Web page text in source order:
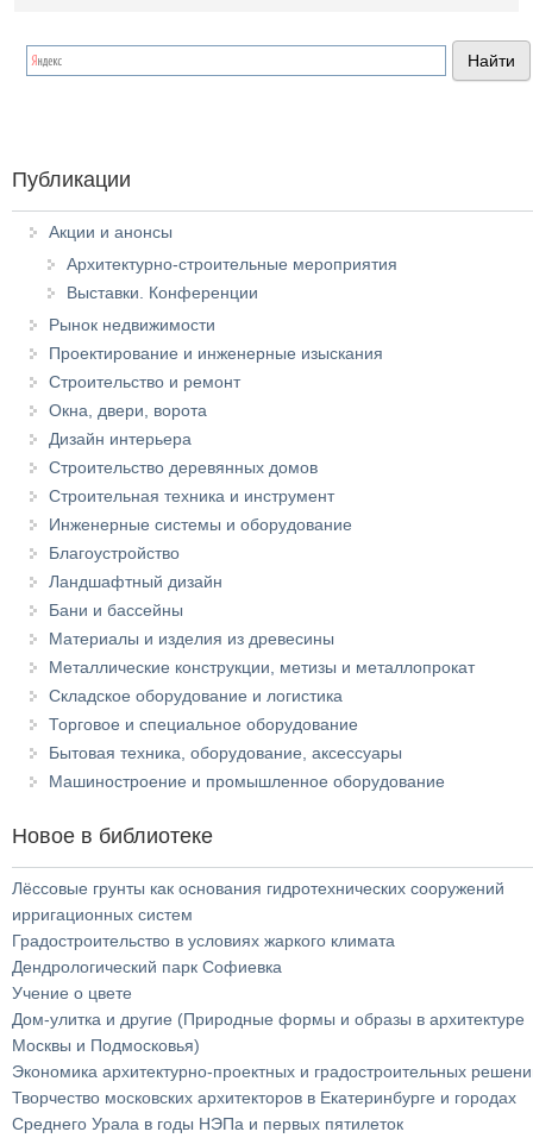
Публикации
Акции и анонсы
Архитектурно-строительные мероприятия
Выставки. Конференции
Рынок недвижимости
Проектирование и инженерные изыскания
Строительство и ремонт
Окна, двери, ворота
Дизайн интерьера
Строительство деревянных домов
Строительная техника и инструмент
Инженерные системы и оборудование
Благоустройство
Ландшафтный дизайн
Бани и бассейны
Материалы и изделия из древесины
Металлические конструкции, метизы и металлопрокат
Складское оборудование и логистика
Торговое и специальное оборудование
Бытовая техника, оборудование, аксессуары
Машиностроение и промышленное оборудование
Новое в библиотеке
Лёссовые грунты как основания гидротехнических сооружений
ирригационных систем
Градостроительство в условиях жаркого климата
Дендрологический парк Софиевка
Учение о цвете
Дом-улитка и другие (Природные формы и образы в архитектуре
Москвы и Подмосковья)
Экономика архитектурно-проектных и градостроительных
Творчество московских архитекторов в Екатеринбурге и городах
Среднего Урала в годы НЭПа и первых пятилеток